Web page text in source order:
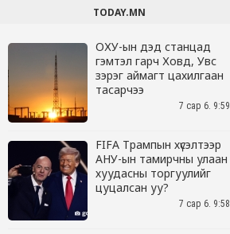
TODAY.MN
ОХУ-ын дэд станцад
гэмтэл гарч Ховд, Увс
зэрэг аймагт цахилгаан
тасарчээ
7 сар 6. 9:59
FIFA Трампын хүсэлтээр
АНУ-ын тамирчны улаан
хуудасны торгуулийг
цуцалсан уу?
7 сар 6. 9:58